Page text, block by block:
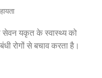
सेवन यकृत के स्वास्थ्य को
रोगों से बचाव करता है।